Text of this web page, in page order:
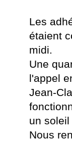
Les
étaient
midi.
Une
l'appel
Jean-
un
Nous